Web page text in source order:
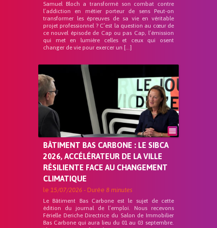
Samuel Bloch a transformé son combat contre
l’addiction en métier porteur de sens Peut-on
transformer les épreuves de sa vie en véritable
projet professionnel ? C’est la question au cœur de
ce nouvel épisode de Cap ou pas Cap, l’émission
qui met en lumière celles et ceux qui osent
changer de vie pour exercer un […]
BÂTIMENT BAS CARBONE : LE SIBCA
2026, ACCÉLÉRATEUR DE LA VILLE
RÉSILIENTE FACE AU CHANGEMENT
CLIMATIQUE
le 15/07/2026 - Durée 8 minutes
Le Bâtiment Bas Carbone est le sujet de cette
édition du journal de l’emploi. Nous recevons
Férielle Deriche Directrice du Salon de Immobilier
Bas Carbone qui aura lieu du 01 au 03 septembre.